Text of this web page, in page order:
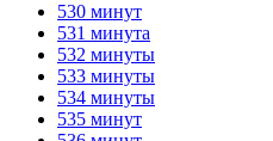
530 минут
531 минута
532 минуты
533 минуты
534 минуты
535 минут